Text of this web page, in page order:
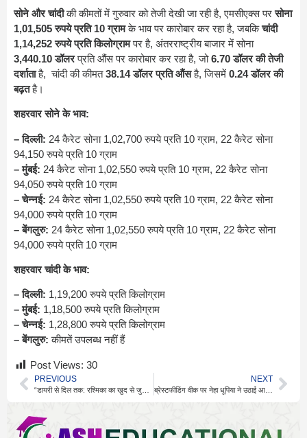
सोने और चांदीकी कीमतों में गुरुवार को तेजी देखी जा रही है, एमसीएक्स परसोना
1,01,505 रुपये प्रति 10 ग्रामके भाव पर कारोबार कर रहा है, जबकिचांदी
1,14,252 रुपये प्रति किलोग्रामपर है, अंतरराष्ट्रीय बाजार में सोना
3,440.10 डॉलरप्रति औंस पर कारोबार कर रहा है, जो6.70 डॉलर की तेजी
दर्शाताहै, चांदी की कीमत38.14 डॉलर प्रति औंसहै, जिसमें 0.24 डॉलर की
बढ़तहै।
शहरवार सोने के भाव:
– दिल्ली: 24 कैरेट सोना 1,02,700 रुपये प्रति 10 ग्राम, 22 कैरेट सोना
94,150 रुपये प्रति 10 ग्राम
– मुंबई: 24 कैरेट सोना 1,02,550 रुपये प्रति 10 ग्राम, 22 कैरेट सोना
94,050 रुपये प्रति 10 ग्राम
– चेन्नई: 24 कैरेट सोना 1,02,550 रुपये प्रति 10 ग्राम, 22 कैरेट सोना
94,000 रुपये प्रति 10 ग्राम
– बेंगलुरु: 24 कैरेट सोना 1,02,550 रुपये प्रति 10 ग्राम, 22 कैरेट सोना
94,000 रुपये प्रति 10 ग्राम
शहरवार चांदी के भाव:
– दिल्ली: 1,19,200 रुपये प्रति किलोग्राम
– मुंबई: 1,18,500 रुपये प्रति किलोग्राम
– चेन्नई: 1,28,800 रुपये प्रति किलोग्राम
– बेंगलुरु: कीमतें उपलब्ध नहीं हैं
Post Views: 30
PREVIOUS NEXT
ब्रेस्टफीडिंग वीक पर नेहा धूपिया ने उठाई आवाज – “शर्म नहीं, सम्मान चाहिए”